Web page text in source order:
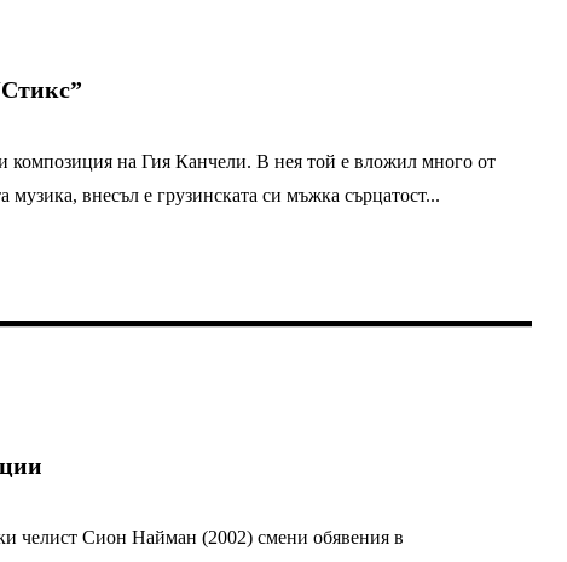
композиция на Гия Канчели. В нея той е вложил много от
музика, внесъл е грузинската си мъжка сърцатост...
челист Сион Найман (2002) смени обявения в